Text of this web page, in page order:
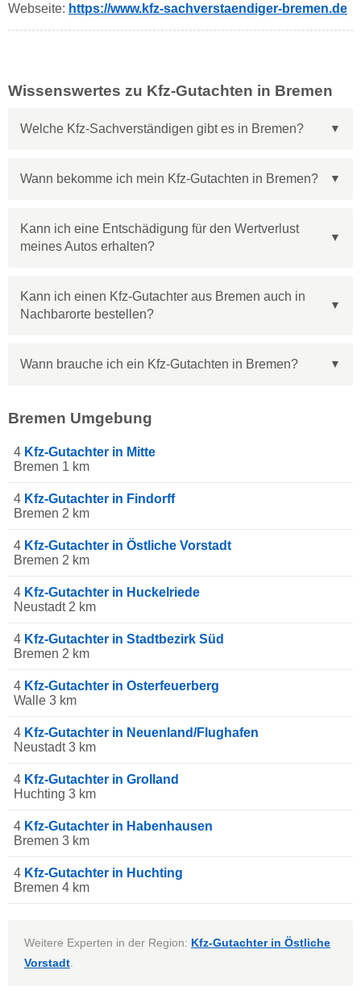
Webseite: https://www.kfz-sachverstaendiger-bremen.de
Wissenswertes zu Kfz-Gutachten in Bremen
Welche Kfz-Sachverständigen gibt es in Bremen?
Wann bekomme ich mein Kfz-Gutachten in Bremen?
Kann ich eine Entschädigung für den Wertverlust
meines Autos erhalten?
Kann ich einen Kfz-Gutachter aus Bremen auch in
Nachbarorte bestellen?
Wann brauche ich ein Kfz-Gutachten in Bremen?
Bremen Umgebung
4 Kfz-Gutachter in Mitte
Bremen 1 km
4 Kfz-Gutachter in Findorff
Bremen 2 km
4 Kfz-Gutachter in Östliche Vorstadt
Bremen 2 km
4 Kfz-Gutachter in Huckelriede
Neustadt 2 km
4 Kfz-Gutachter in Stadtbezirk Süd
Bremen 2 km
4 Kfz-Gutachter in Osterfeuerberg
Walle 3 km
4 Kfz-Gutachter in Neuenland/Flughafen
Neustadt 3 km
4 Kfz-Gutachter in Grolland
Huchting 3 km
4 Kfz-Gutachter in Habenhausen
Bremen 3 km
4 Kfz-Gutachter in Huchting
Bremen 4 km
Weitere Experten in der Region: Kfz-Gutachter in Östliche
Vorstadt.